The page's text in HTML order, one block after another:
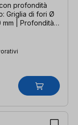
profondità
Griglia di fori Ø
| Profondità